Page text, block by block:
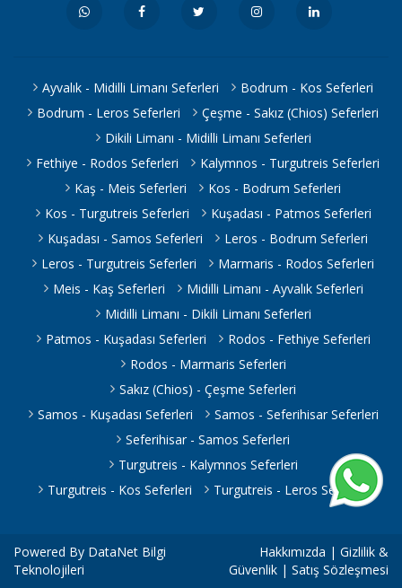
Ayvalık - Midilli Limanı Seferleri
Bodrum - Kos Seferleri
Bodrum - Leros Seferleri
Çeşme - Sakız (Chios) Seferleri
Dikili Limanı - Midilli Limanı Seferleri
Fethiye - Rodos Seferleri
Kalymnos - Turgutreis Seferleri
Kaş - Meis Seferleri
Kos - Bodrum Seferleri
Kos - Turgutreis Seferleri
Kuşadası - Patmos Seferleri
Kuşadası - Samos Seferleri
Leros - Bodrum Seferleri
Leros - Turgutreis Seferleri
Marmaris - Rodos Seferleri
Meis - Kaş Seferleri
Midilli Limanı - Ayvalık Seferleri
Midilli Limanı - Dikili Limanı Seferleri
Patmos - Kuşadası Seferleri
Rodos - Fethiye Seferleri
Rodos - Marmaris Seferleri
Sakız (Chios) - Çeşme Seferleri
Samos - Kuşadası Seferleri
Samos - Seferihisar Seferleri
Seferihisar - Samos Seferleri
Turgutreis - Kalymnos Seferleri
Turgutreis - Kos Seferleri
Turgutreis - Leros Seferleri
Powered By DataNet Bilgi
Teknolojileri
Hakkımızda | Gizlilik &
Güvenlik | Satış Sözleşmesi